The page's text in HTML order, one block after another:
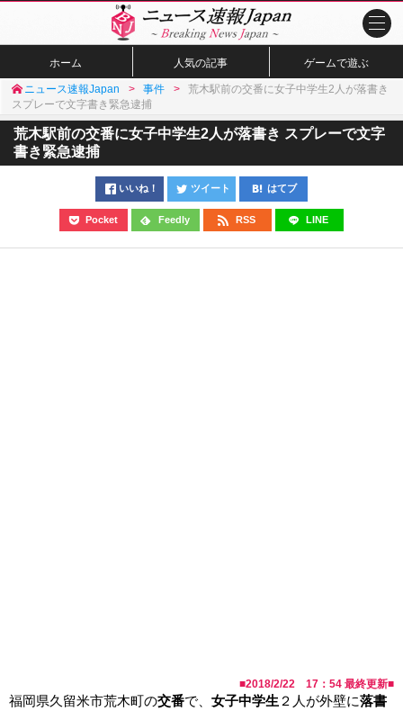
ホーム 人気の記事 ゲームで遊ぶ
ニュース速報Japan 事件
荒木駅前の交番に女子中学生2人が落書き
スプレーで文字書き緊急逮捕
荒木駅前の交番に女子中学生2人が落書き スプレーで文字
書き緊急逮捕
いいね！ ツイート はてブ
Pocket Feedly RSS LINE
■2018/2/22 17：54 最終更新■
福岡県久留米市荒木町の交番で、 女子中学生 ２人が外壁に落書